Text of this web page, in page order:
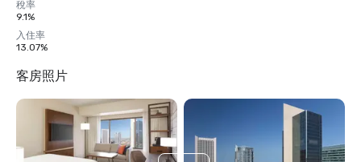
稅率
9.1%
入住率
13.07%
客房照片